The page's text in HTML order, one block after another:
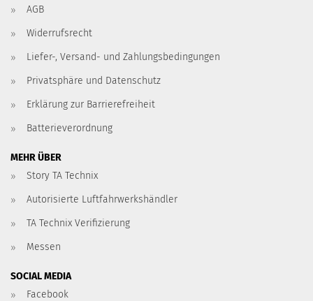
AGB
Widerrufsrecht
Liefer-, Versand- und Zahlungsbedingungen
Privatsphäre und Datenschutz
Erklärung zur Barrierefreiheit
Batterieverordnung
MEHR ÜBER
Story TA Technix
Autorisierte Luftfahrwerkshändler
TA Technix Verifizierung
Messen
SOCIAL MEDIA
Facebook